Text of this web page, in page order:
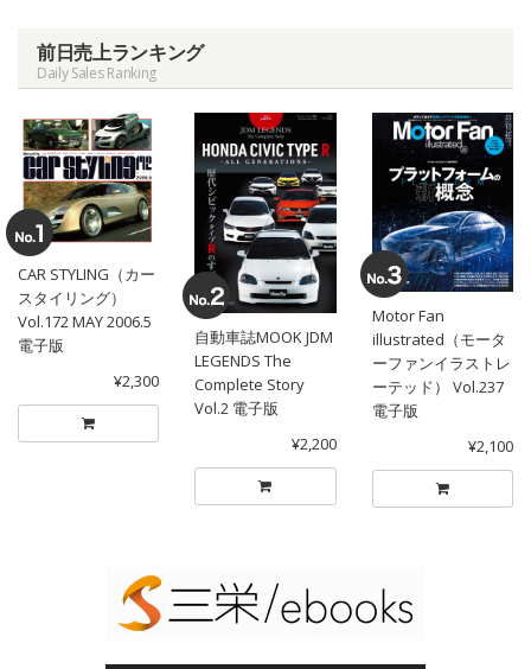
前日売上ランキング
Daily Sales Ranking
CAR STYLING（カー
スタイリング）
Vol.172 MAY 2006.5
電子版
¥2,300
自動車誌MOOK JDM
LEGENDS The
Complete Story
Vol.2 電子版
¥2,200
Motor Fan
illustrated（モータ
ーファンイラストレ
ーテッド） Vol.237
電子版
¥2,100